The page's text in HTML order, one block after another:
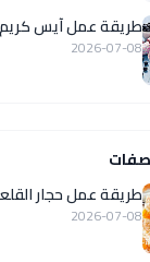
طريقة عمل آيس كريم
2026-07-08
طريقة عمل حجار
2026-07-08